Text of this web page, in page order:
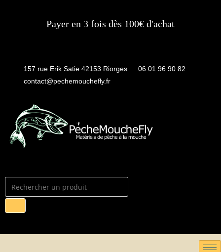
Payer en 3 fois dès 100€ d'achat
157 rue Erik Satie 42153 Riorges
06 01 96 90 82
contact@pechemouchefly.fr